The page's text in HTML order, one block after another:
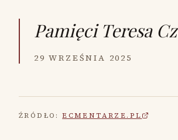
Pamięci Teresa
29 WRZEŚNIA 2025
ŹRÓDŁO: ECMENTARZE.PL